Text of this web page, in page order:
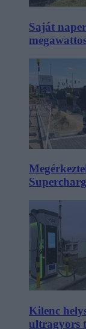
Saját
Kilenc
ultragyors